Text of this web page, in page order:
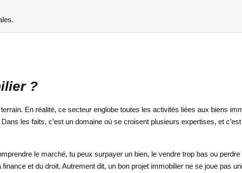
?
En réalité, ce secteur englobe toutes les activités liées aux biens
les faits, c’est un domaine où se croisent plusieurs expertises, et
le marché, tu peux surpayer un bien, le vendre trop bas ou
et du droit. Autrement dit, un bon projet immobilier ne se joue pas